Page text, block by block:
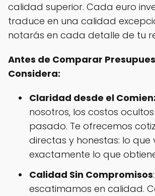
calidad superior. Cada euro
traduce en una calidad
notarás en cada detalle de tu
Antes de Comparar
Considera:
Claridad desde el
nosotros, los costos
pasado. Te ofrecemos
directas y honestas: lo que
exactamente lo que
Calidad Sin Compromisos
escatimamos en calidad.